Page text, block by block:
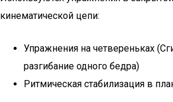
кинематической цепи:
Упражнения на четвереньках
разгибание одного бедра)
Ритмическая стабилизация в